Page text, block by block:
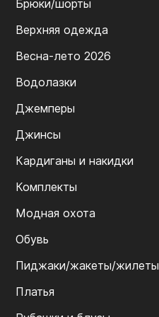
Брюки/шорты
Верхняя одежда
Весна-лето 2026
Водолазки
Джемперы
Джинсы
Кардиганы и накидки
Комплекты
Модная охота
Обувь
Пиджаки/жакеты/жилеты
Платья